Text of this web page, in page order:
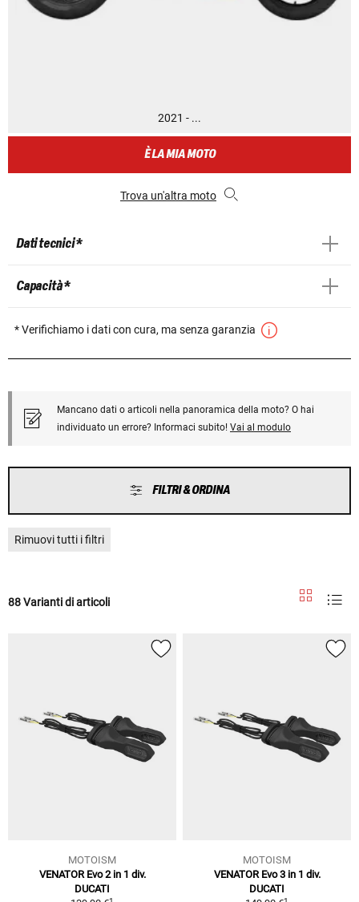
2021 - ...
È LA MIA MOTO
Trova un'altra moto
Dati tecnici *
Capacità *
* Verifichiamo i dati con cura, ma senza garanzia
Mancano dati o articoli nella panoramica della moto? O hai
individuato un errore? Informaci subito! Vai al modulo
FILTRI & ORDINA
Rimuovi tutti i filtri
88 Varianti di articoli
MOTOISM
VENATOR Evo 2 in 1 div.
DUCATI
MOTOISM
VENATOR Evo 3 in 1 div.
DUCATI